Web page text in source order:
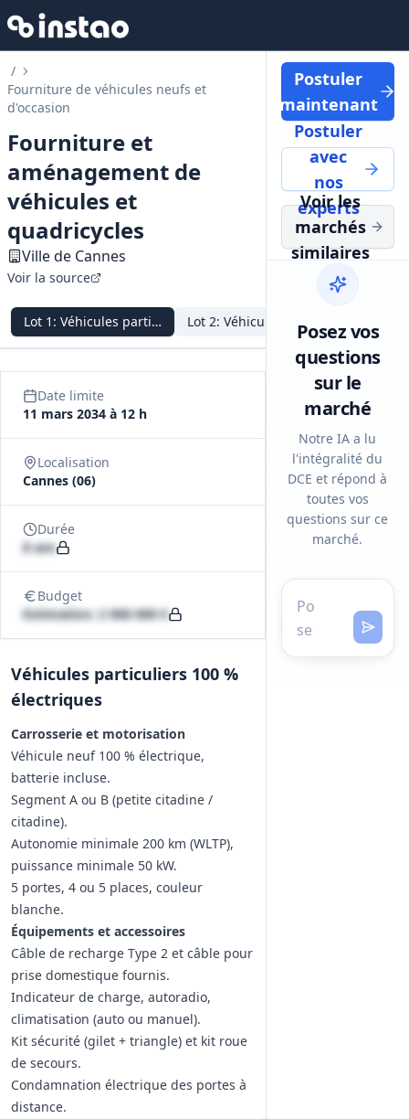
/
Fourniture de véhicules neufs et
d'occasion
Fourniture et
aménagement de
véhicules et
quadricycles
Ville de Cannes
Voir la source
Lot 1 : Véhicules particuliers électriques
Lot2: Véhicules particuliers
Date limite
11 mars 2034 à 12 h
Localisation
Cannes (06)
Durée
8 ans
Budget
Estimation: 2 000 000 €
Véhicules particuliers 100 %
électriques
Carrosserie et motorisation
Véhicule neuf 100 % électrique,
batterie incluse.
Segment A ou B (petite citadine /
citadine).
Autonomie minimale 200 km (WLTP),
puissance minimale 50 kW.
5 portes, 4 ou 5 places, couleur
blanche.
Équipements et accessoires
Câble de recharge Type 2 et câble pour
prise domestique fournis.
Indicateur de charge, autoradio,
climatisation (auto ou manuel).
Kit sécurité (gilet + triangle) et kit roue
de secours.
Condamnation électrique des portes à
distance.
Postuler
maintenant
Postuler
avec
nos
experts
Voir les
marchés
similaires
Posez vos
questions
sur le
marché
Notre IA a lu
l'intégralité du
DCE et répond à
toutes vos
questions sur ce
marché.